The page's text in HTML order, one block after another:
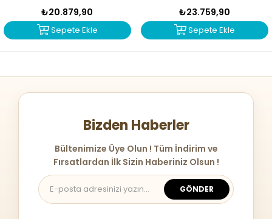
₺20.879,90
Sepete Ekle
₺23.759,90
Sepete Ekle
Bizden Haberler
Bültenimize Üye Olun ! Tüm İndirim ve
Fırsatlardan İlk Sizin Haberiniz Olsun !
GÖNDER